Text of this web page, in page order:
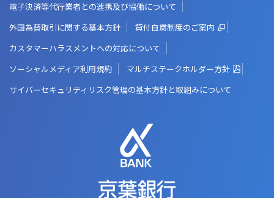
電子決済等代行業者との連携及び協働について
外国為替取引に関する基本方針
貸付自粛制度のご案内
カスタマーハラスメントへの対応について
ソーシャルメディア利用規約
マルチステークホルダー方針
サイバーセキュリティリスク管理の基本方針と取組みについて